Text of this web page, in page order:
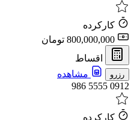
کارکرده
اقساط
رزرو
مشاهده
0912 5555 986
کارکرده